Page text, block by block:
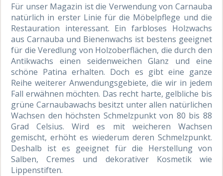
Für unser Magazin ist die Verwendung von Carnauba
natürlich in erster Linie für die Möbelpflege und die
Restauration interessant. Ein farbloses Holzwachs
aus Carnauba und Bienenwachs ist bestens geeignet
für die Veredlung von Holzoberflächen, die durch den
Antikwachs einen seidenweichen Glanz und eine
schöne Patina erhalten. Doch es gibt eine ganze
Reihe weiterer Anwendungsgebiete, die wir in jedem
Fall erwähnen möchten. Das recht harte, gelbliche bis
grüne Carnaubawachs besitzt unter allen natürlichen
Wachsen den höchsten Schmelzpunkt von 80 bis 88
Grad Celsius. Wird es mit weicheren Wachsen
gemischt, erhöht es wiederum deren Schmelzpunkt.
Deshalb ist es geeignet für die Herstellung von
Salben, Cremes und dekorativer Kosmetik wie
Lippenstiften.